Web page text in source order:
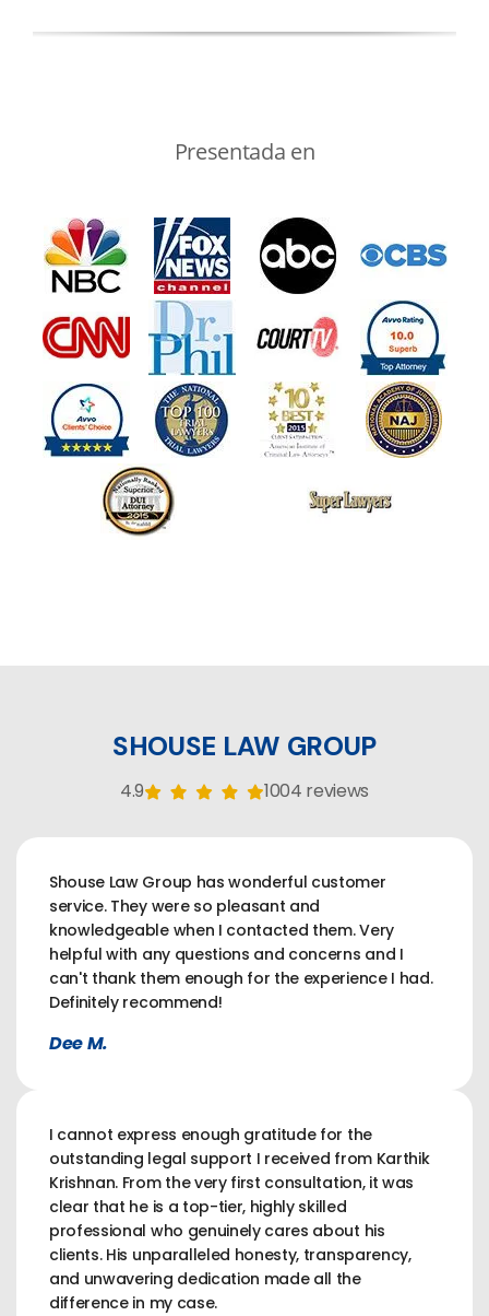
Presentada en
SHOUSE LAW GROUP
4.9 1004 reviews
Shouse Law Group has wonderful customer
service. They were so pleasant and
knowledgeable when I contacted them. Very
helpful with any questions and concerns and I
can't thank them enough for the experience I had.
Definitely recommend!
Dee M.
I cannot express enough gratitude for the
outstanding legal support I received from Karthik
Krishnan. From the very first consultation, it was
clear that he is a top-tier, highly skilled
professional who genuinely cares about his
clients. His unparalleled honesty, transparency,
and unwavering dedication made all the
difference in my case.